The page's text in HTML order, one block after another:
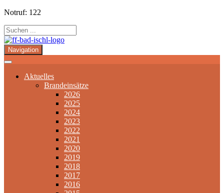
Notruf: 122
Navigation
Aktuelles
Brandeinsätze
2026
2025
2024
2023
2022
2021
2020
2019
2018
2017
2016